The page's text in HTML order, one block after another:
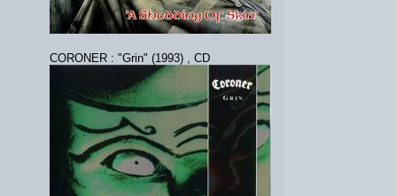
CORONER : "Grin" (1993) , CD